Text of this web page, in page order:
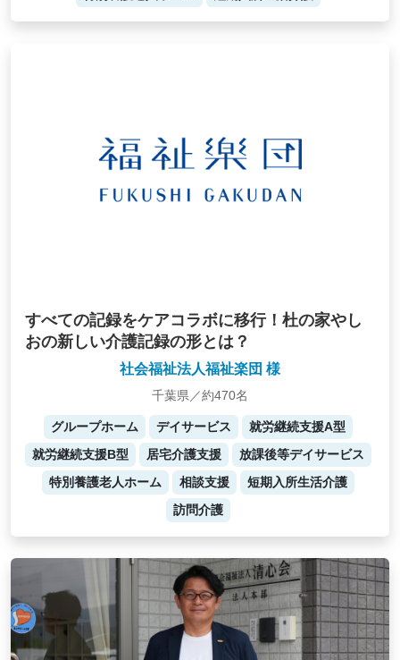
すべての記録をケアコラボに移行！杜の家やし
おの新しい介護記録の形とは？
社会福祉法人福祉楽団 様
千葉県／約470名
グループホーム デイサービス
就労継続支援A型
就労継続支援B型
居宅介護支援
放課後等デイサービス
特別養護老人ホーム
相談支援
短期入所生活介護
訪問介護